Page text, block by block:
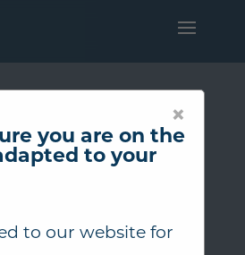
×
you are on the
to your
to our website for